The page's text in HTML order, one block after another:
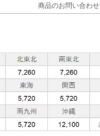
商品のお問い合わせ